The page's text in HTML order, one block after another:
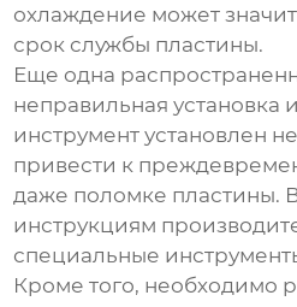
охлаждение может
срок службы пластины.
Еще одна
неправильная установка
инструмент установлен
привести к
даже поломке пластины.
инструкциям
специальные
Кроме того, необходимо